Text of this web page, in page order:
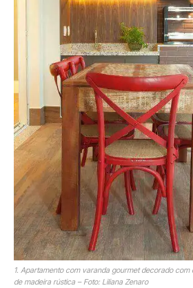
1. Apartamento com varanda gourmet decorado
de madeira rústica – Foto: Liliana Zenaro